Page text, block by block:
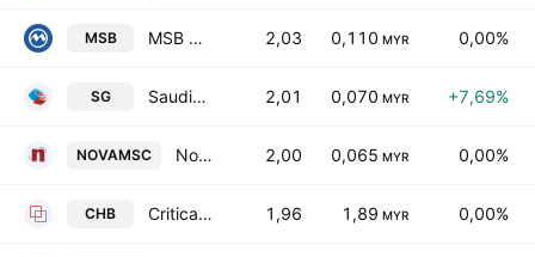
MSB MSB Global Group Bhd. 2,03 0,110 MYR 0,00%
SG Saudigold Group Bhd 2,01 0,070 MYR +7,69%
NOVAMSC Nova MSC Bhd. 2,00 0,065 MYR 0,00%
CHB Critical Holdings Bhd. 1,96 1,89 MYR 0,00%